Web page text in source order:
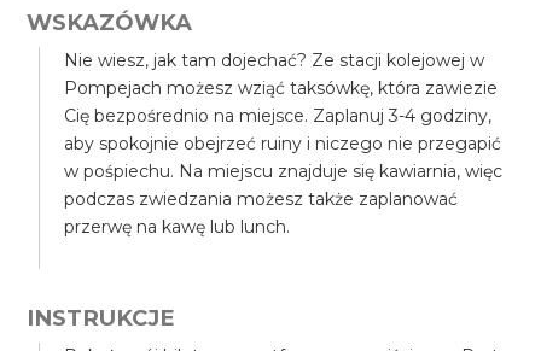
WSKAZÓWKA
Nie wiesz, jak tam dojechać? Ze stacji kolejowej w
Pompejach możesz wziąć taksówkę, która zawiezie
Cię bezpośrednio na miejsce. Zaplanuj 3-4 godziny,
aby spokojnie obejrzeć ruiny i niczego nie przegapić
w pośpiechu. Na miejscu znajduje się kawiarnia, więc
podczas zwiedzania możesz także zaplanować
przerwę na kawę lub lunch.
INSTRUKCJE